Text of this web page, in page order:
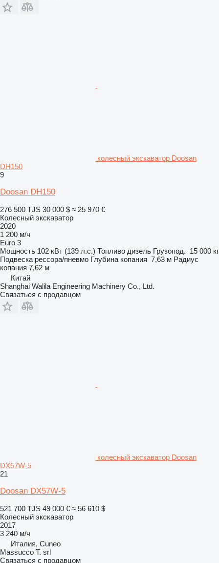
колесный экскаватор Doosan
DH150
9
Doosan DH150
276 500 TJS 30 000 $ ≈ 25 970 €
Колесный экскаватор
2020
1 200 м/ч
Euro 3
Мощность 102 кВт (139 л.с.) Топливо дизель Грузопод. 15 000 кг
Подвеска рессора/пневмо Глубина копания 7,63 м Радиус
копания 7,62 м
Китай
Shanghai Walila Engineering Machinery Co., Ltd.
Связаться с продавцом
колесный экскаватор Doosan
DX57W-5
21
Doosan DX57W-5
521 700 TJS 49 000 € ≈ 56 610 $
Колесный экскаватор
2017
3 240 м/ч
Италия, Cuneo
Massucco T. srl
Связаться с продавцом